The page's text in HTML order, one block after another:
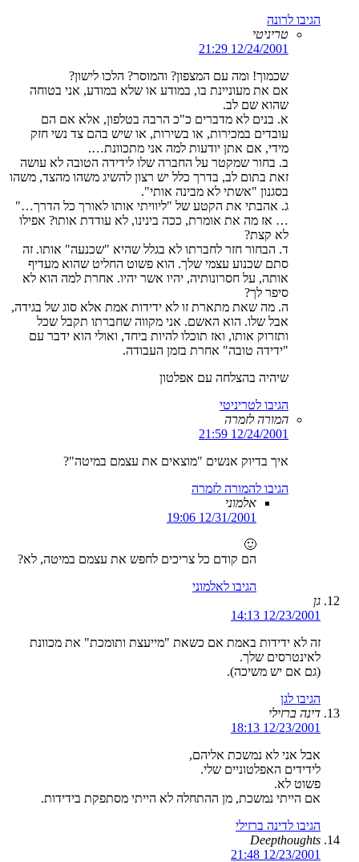
הגיבו לרונה
טריניטי
12/24/2001 21:29
שכמוך! ומה עם המצפון? והמוסר? הלכו לישון?
אם את מעוניינת בו, במודע או שלא במודע, אני בטוחה
שהוא שם לב.
א. בנים לא מדברים כ"כ הרבה בטלפון, אלא אם הם
עובדים במכירות, או בשירות, או שיש בהם צד נשי חזק
מידי, אם אתן יודעות למה אני מתכוונת….
ב. בחור שמקטר על החברה שלו לידידה הטובה לא עושה
זאת בתום לב, בדרך כלל יש רצון להשיג משהו מהצד, משהו
בסגנון "אשתי לא מבינה אותי".
ג. אהבתי את הקטע של "ליוויתי אותו לאורך כל הדרך…"
… אז מה את אומרת, ככה בינינו, לא עודדת אותו? אפילו
לא קצת?
ד. הבחור חזר לחברתו לא בגלל שהיא "שכנעה" אותו. זה
סתם שכנוע עצמי שלך. הוא פשוט החליט שהוא מעדיף
אותה, על חסרונותיה, יהיו אשר יהיו. אחרת למה הוא לא
סיפר לך?
ה. מה שאת מתארת זו לא ידידות אמת אלא סוג של בגידה,
אבל שלו. הוא האשם. אני מקווה שחברתו תקבל שכל
ותזרוק אותו, ואז תוכלו להיות ביחד, ואולי הוא ידבר עם
"ידידה טובה" אחרת בזמן העבודה.
שיהיה בהצלחה עם אפלטון
הגיבו לטריניטי
המורה לזמרה
12/24/2001 21:59
איך בדיוק אנשים "מוצאים את עצמם במיטה"?
הגיבו להמורה לזמרה
אלמוני
12/31/2001 19:06
🙂
הם קודם כל צריכים לחפש את עצמם במיטה, לא?
הגיבו לאלמוני
גן
12/23/2001 14:13
זה לא ידידות באמת אם כשאת "מייעצת ותומכת" את מכוונת
לאינטרסים שלך.
(גם אם יש משיכה).
הגיבו לגן
דינה ברזילי
12/23/2001 18:13
אבל אני לא נמשכת אליהם,
לידידים האפלטוניים שלי.
פשוט לא.
אם הייתי נמשכת, מן ההתחלה לא הייתי מסתפקת בידידות.
הגיבו לדינה ברזילי
Deepthoughts
12/23/2001 21:48